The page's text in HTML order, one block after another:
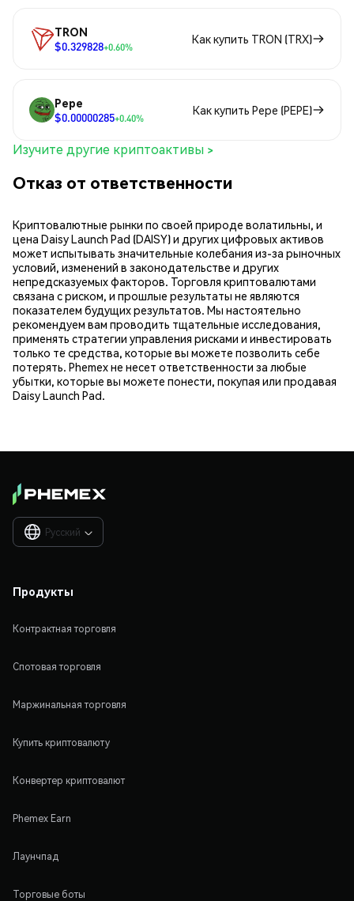
TRON
$0.329828+0.60%
Как купить TRON (TRX)
Pepe
$0.00000285+0.40%
Как купить Pepe (PEPE)
Изучите другие криптоактивы >
Отказ от ответственности
Криптовалютные рынки по своей природе волатильны, и
цена Daisy Launch Pad (DAISY) и других цифровых активов
может испытывать значительные колебания из-за рыночных
условий, изменений в законодательстве и других
непредсказуемых факторов. Торговля криптовалютами
связана с риском, и прошлые результаты не являются
показателем будущих результатов. Мы настоятельно
рекомендуем вам проводить тщательные исследования,
применять стратегии управления рисками и инвестировать
только те средства, которые вы можете позволить себе
потерять. Phemex не несет ответственности за любые
убытки, которые вы можете понести, покупая или продавая
Daisy Launch Pad.
Русский 
Продукты
Контрактная торговля
Спотовая торговля
Маржинальная торговля
Купить криптовалюту
Конвертер криптовалют
Phemex Earn
Лаунчпад
Торговые боты